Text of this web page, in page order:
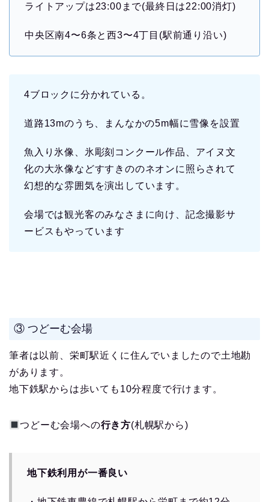
ライトアップは23:00まで(最終日は22:00消灯)
中央区南4〜6条と西3〜4丁目(駅前通り沿い)
4ブロックに分かれている。
道路13mのうち、まんなかの5m幅に雪像を設置
魚入り氷像、氷彫刻コンクール作品、アイヌ文
化の大氷像などすすきののネオンに照らされて
幻想的な雰囲気を演出しています。
会場では観光客のみなさまに向け、記念撮影サ
ービスもやっています
③ つどーむ会場
筆者は以前、栄町駅近くに住んでいましたので土地勘
があります。
地下鉄駅からは歩いても10分程度で行けます。
つどーむ会場への行き方(札幌駅から)
地下鉄利用が一番良い